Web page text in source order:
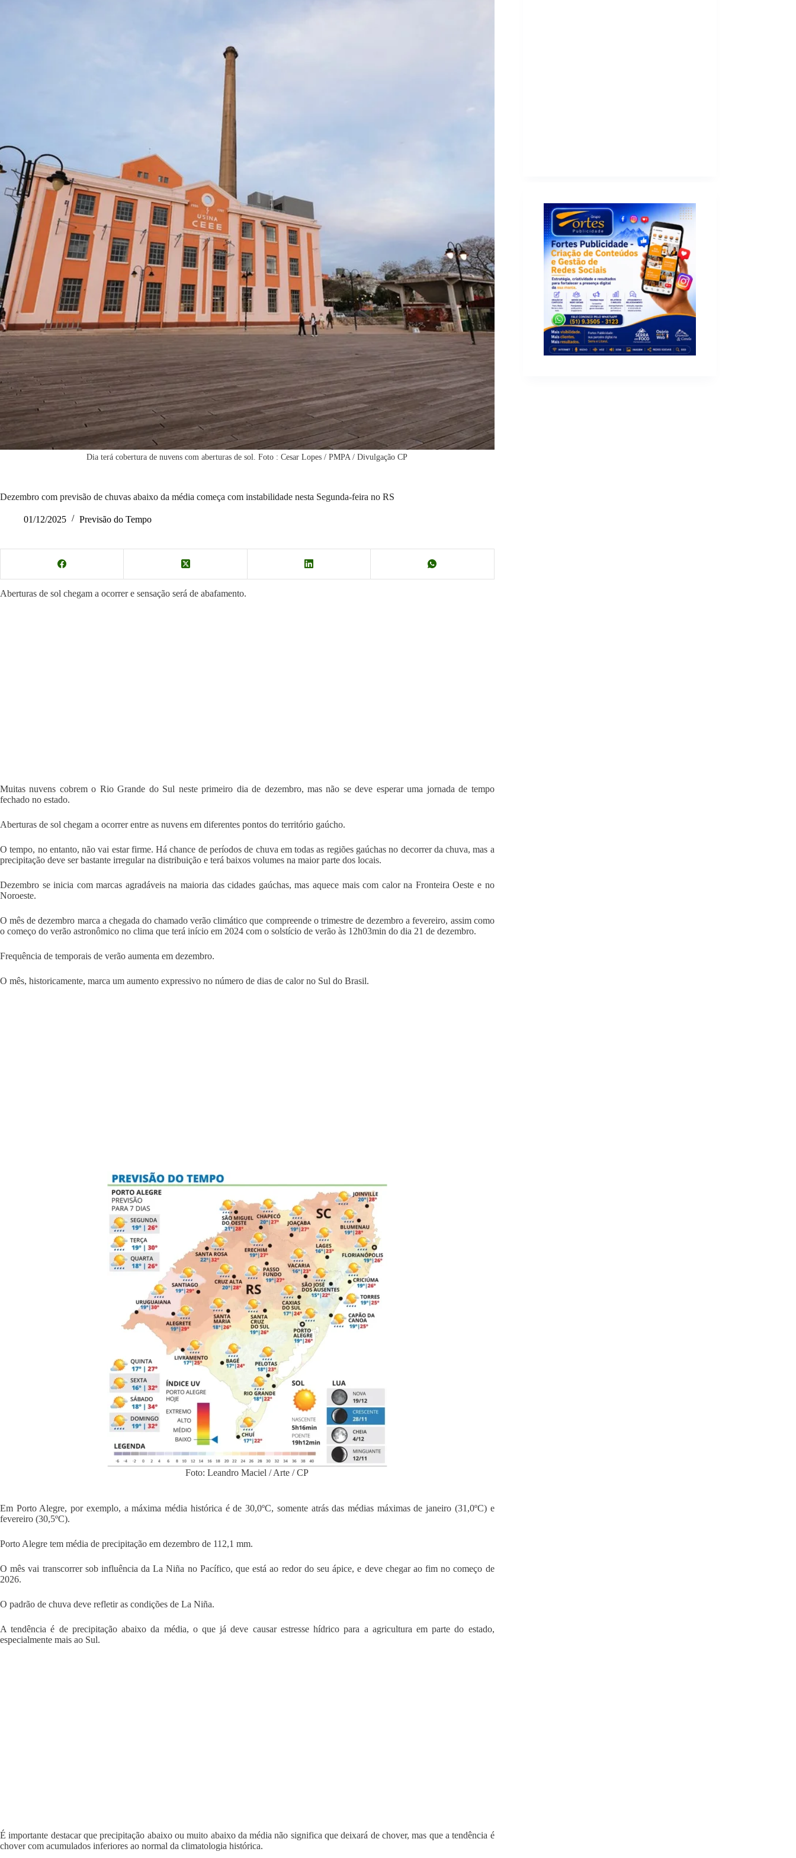
Dia terá cobertura de nuvens com aberturas de sol. Foto : Cesar Lopes / PMPA / Divulgação CP
Dezembro com previsão de chuvas abaixo da média começa com instabilidade nesta Segunda-feira no RS
01/12/2025 Previsão do Tempo
Aberturas de sol chegam a ocorrer e sensação será de abafamento.
Muitas nuvens cobrem o Rio Grande do Sul neste primeiro dia de dezembro, mas não se deve esperar uma jornada de tempo
fechado no estado.
Aberturas de sol chegam a ocorrer entre as nuvens em diferentes pontos do território gaúcho.
O tempo, no entanto, não vai estar firme. Há chance de períodos de chuva em todas as regiões gaúchas no decorrer da chuva, mas a
precipitação deve ser bastante irregular na distribuição e terá baixos volumes na maior parte dos locais.
Dezembro se inicia com marcas agradáveis na maioria das cidades gaúchas, mas aquece mais com calor na Fronteira Oeste e no
Noroeste.
O mês de dezembro marca a chegada do chamado verão climático que compreende o trimestre de dezembro a fevereiro, assim como
o começo do verão astronômico no clima que terá início em 2024 com o solstício de verão às 12h03min do dia 21 de dezembro.
Frequência de temporais de verão aumenta em dezembro.
O mês, historicamente, marca um aumento expressivo no número de dias de calor no Sul do Brasil.
Foto: Leandro Maciel / Arte / CP
Em Porto Alegre, por exemplo, a máxima média histórica é de 30,0ºC, somente atrás das médias máximas de janeiro (31,0ºC) e
fevereiro (30,5ºC).
Porto Alegre tem média de precipitação em dezembro de 112,1 mm.
O mês vai transcorrer sob influência da La Niña no Pacífico, que está ao redor do seu ápice, e deve chegar ao fim no começo de
2026.
O padrão de chuva deve refletir as condições de La Niña.
A tendência é de precipitação abaixo da média, o que já deve causar estresse hídrico para a agricultura em parte do estado,
especialmente mais ao Sul.
É importante destacar que precipitação abaixo ou muito abaixo da média não significa que deixará de chover, mas que a tendência é
chover com acumulados inferiores ao normal da climatologia histórica.